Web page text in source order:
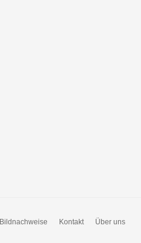
Bildnachweise Kontakt Über uns